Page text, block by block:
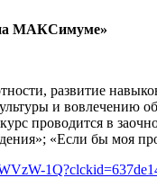
МАКСимуме»
развитие
и вовлечению
проводится в
«Если бы моя